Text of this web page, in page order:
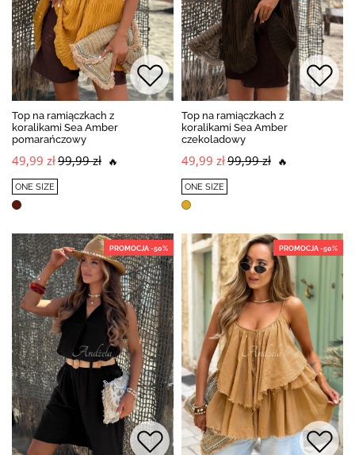
Top na ramiączkach z
koralikami Sea Amber
pomarańczowy
49,99 zł99,99 zł 🔥
ONE SIZE
Top na ramiączkach z
koralikami Sea Amber
czekoladowy
49,99 zł99,99 zł 🔥
ONE SIZE
PROMOCJA -50% PROMOCJA -50%